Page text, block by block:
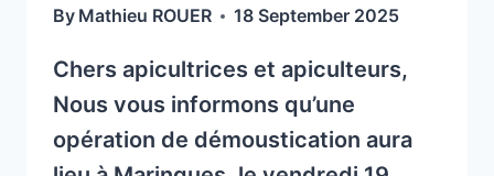
By Mathieu ROUER 18 September 2025
Chers apicultrices et apiculteurs,
Nous vous informons qu’une
opération de démoustication aura